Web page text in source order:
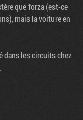
que forza (est-ce
mais la voiture en
dans les circuits chez